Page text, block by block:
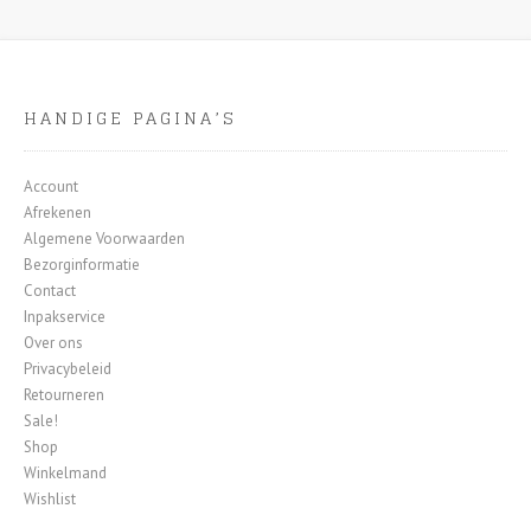
HANDIGE PAGINA’S
Account
Afrekenen
Algemene Voorwaarden
Bezorginformatie
Contact
Inpakservice
Over ons
Privacybeleid
Retourneren
Sale!
Shop
Winkelmand
Wishlist